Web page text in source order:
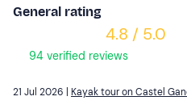
General rating
4.8 / 5.0
94 verified reviews
21 Jul 2026 | Kayak tour on Castel